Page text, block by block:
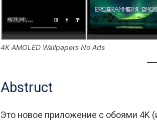
4K AMOLED Wallpapers No Ads
Abstruct
Это новое приложение с обоями 4K